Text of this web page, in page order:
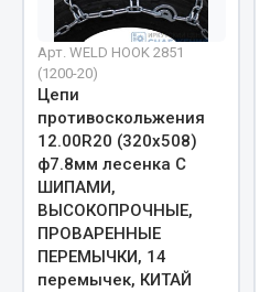
Весь раздел
Автомобильная
Автолампы
Блоки реле и предохранителей
Вилки нагрузочные
Выключатели и
Арт. WELD HOOK 2851
(1200-20)
Цепи
противоскольжения
12.00R20 (320х508)
ф7.8мм лесенка С
ШИПАМИ,
ВЫСОКОПРОЧНЫЕ,
ПРОВАРЕННЫЕ
ПЕРЕМЫЧКИ, 14
перемычек, КИТАЙ